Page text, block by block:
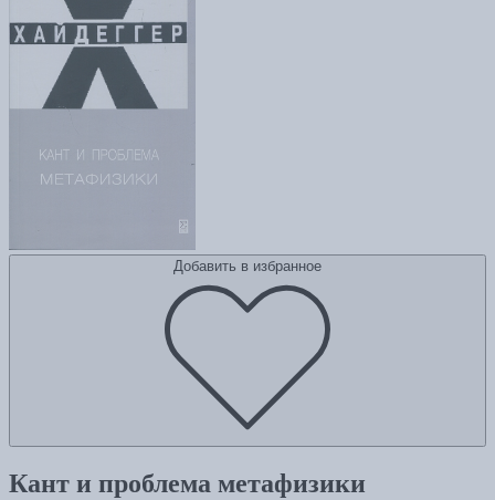
Добавить в избранное
Кант и проблема метафизики